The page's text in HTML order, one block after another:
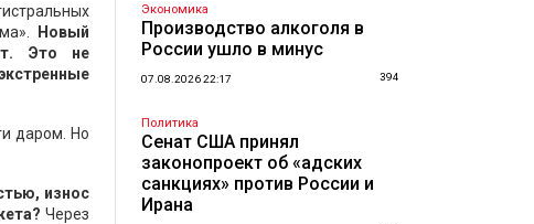
Новый
Это не
даром. Но
износ
Через
Экономика
Производство алкоголя в
России ушло в минус
07.08.2026 22:17 394
Политика
Сенат США принял
законопроект об «адских
санкциях» против России и
Ирана